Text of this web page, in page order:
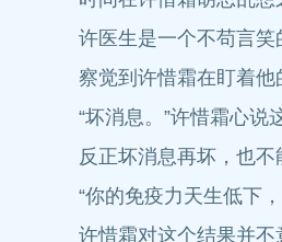
许医生是一个不苟言笑的
察觉到许惜霜在盯着他的
“坏消息。”许惜霜心说这
反正坏消息再坏，也不
“你的免疫力天生低下，
许惜霜对这个结果并不